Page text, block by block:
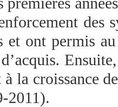
des
et ont permis
la croissance
2011).